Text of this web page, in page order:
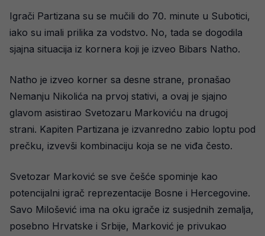
Igrači Partizana su se mučili do 70. minute u Subotici,
iako su imali prilika za vodstvo. No, tada se dogodila
sjajna situacija iz kornera koji je izveo Bibars Natho.
Natho je izveo korner sa desne strane, pronašao
Nemanju Nikolića na prvoj stativi, a ovaj je sjajno
glavom asistirao Svetozaru Markoviću na drugoj
strani. Kapiten Partizana je izvanredno zabio loptu pod
prečku, izvevši kombinaciju koja se ne viđa često.
Svetozar Marković se sve češće spominje kao
potencijalni igrač reprezentacije Bosne i Hercegovine.
Savo Milošević ima na oku igrače iz susjednih zemalja,
posebno Hrvatske i Srbije, Marković je privukao